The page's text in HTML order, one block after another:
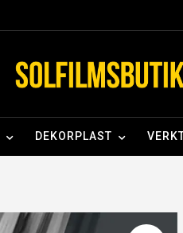
DEKORPLAST